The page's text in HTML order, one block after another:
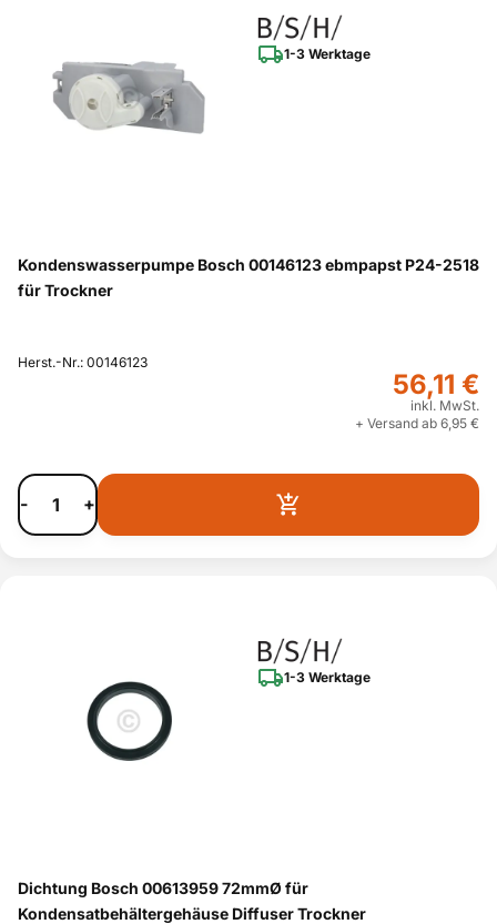
1-3 Werktage
Kondenswasserpumpe Bosch 00146123 ebmpapst P24-2518
für Trockner
Herst.-Nr.: 00146123
56,11 €
inkl. MwSt.
+ Versand ab 6,95 €
- +
1-3 Werktage
Dichtung Bosch 00613959 72mmØ für
Kondensatbehältergehäuse Diffuser Trockner